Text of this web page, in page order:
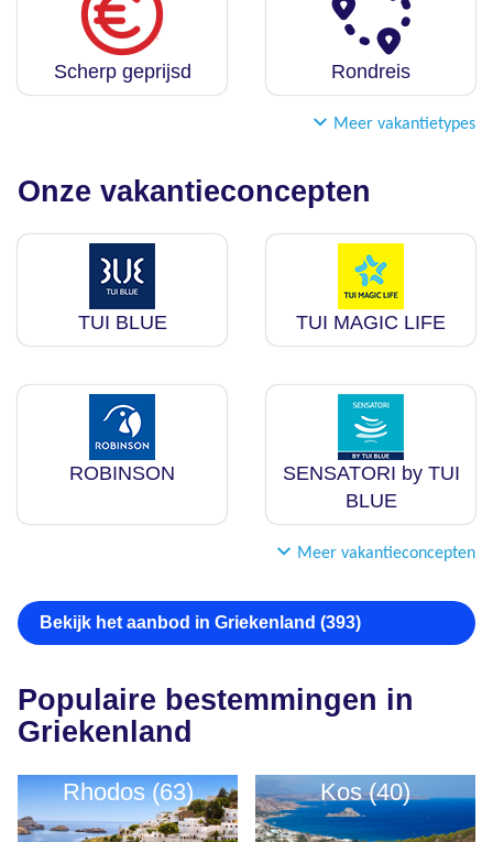
Scherp geprijsd Rondreis
Meer vakantietypes
Onze vakantieconcepten
TUI BLUE TUI MAGIC LIFE
ROBINSON
SENSATORI by TUI
BLUE
Meer vakantieconcepten
Bekijk het aanbod in Griekenland (393)
Populaire bestemmingen in
Griekenland
Rhodos (63) Kos (40)